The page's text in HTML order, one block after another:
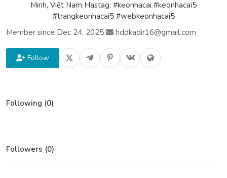
Minh, Việt Nam Hastag: #keonhacai #keonhacai5
#trangkeonhacai5 #webkeonhacai5
Member since Dec 24, 2025| hddkadir16@gmail.com
Follow
Following (0)
Followers (0)